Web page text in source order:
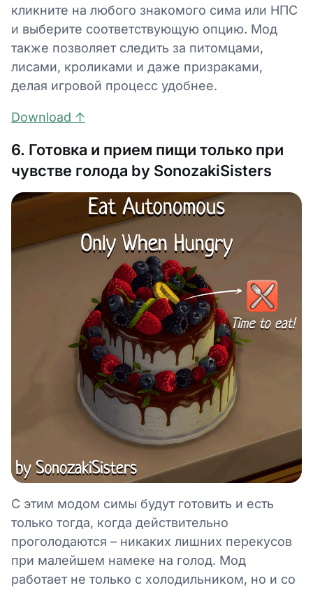
кликните на любого знакомого сима или НПС
и выберите соответствующую опцию. Мод
также позволяет следить за питомцами,
лисами, кроликами и даже призраками,
делая игровой процесс удобнее.
Download ↑
6. Готовка и прием пищи только при
чувстве голода by SonozakiSisters
С этим модом симы будут готовить и есть
только тогда, когда действительно
проголодаются – никаких лишних перекусов
при малейшем намеке на голод. Мод
работает не только с холодильником, но и со